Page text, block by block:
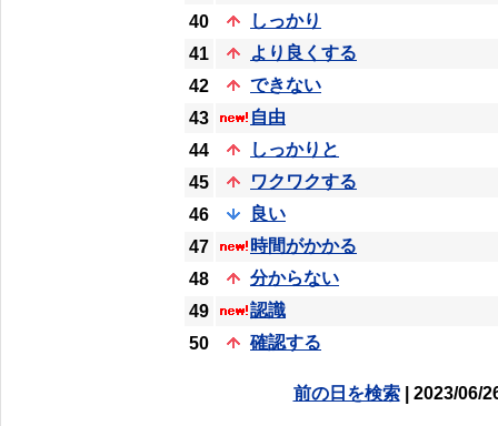
40
しっかり
41
より良くする
42
できない
43
自由
44
しっかりと
45
ワクワクする
46
良い
47
時間がかかる
48
分からない
49
認識
50
確認する
前の日を検索| 2023/06/